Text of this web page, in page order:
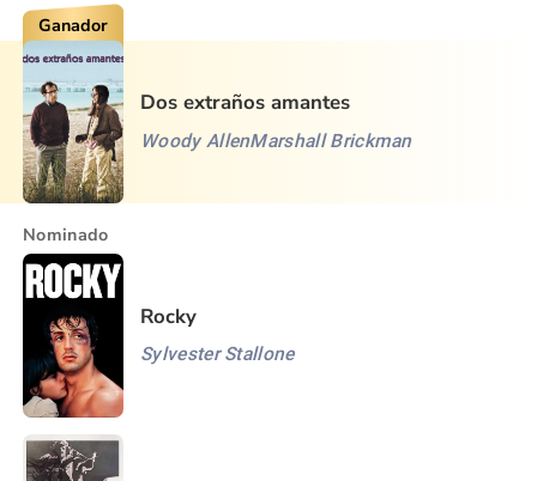
Ganador
Dos extraños amantes
Woody AllenMarshall Brickman
Nominado
Rocky
Sylvester Stallone